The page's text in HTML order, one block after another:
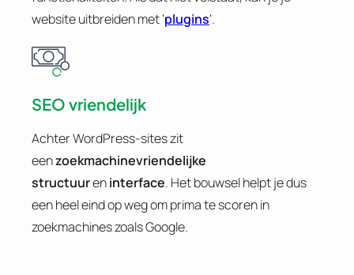
website uitbreiden met ‘plugins‘.
SEO vriendelijk
Achter WordPress-sites zit
eenzoekmachinevriendelijke
structuureninterface. Het bouwsel helpt je dus
een heel eind op weg om prima te scoren in
zoekmachines zoals Google.